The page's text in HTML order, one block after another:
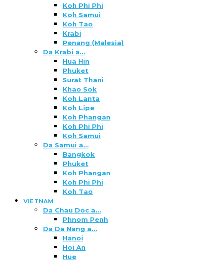
Koh Phi Phi
Koh Samui
Koh Tao
Krabi
Penang (Malesia)
Da Krabi a…
Hua Hin
Phuket
Surat Thani
Khao Sok
Koh Lanta
Koh Lipe
Koh Phangan
Koh Phi Phi
Koh Samui
Da Samui a…
Bangkok
Phuket
Koh Phangan
Koh Phi Phi
Koh Tao
VIETNAM
Da Chau Doc a…
Phnom Penh
Da Da Nang a…
Hanoi
Hoi An
Hue